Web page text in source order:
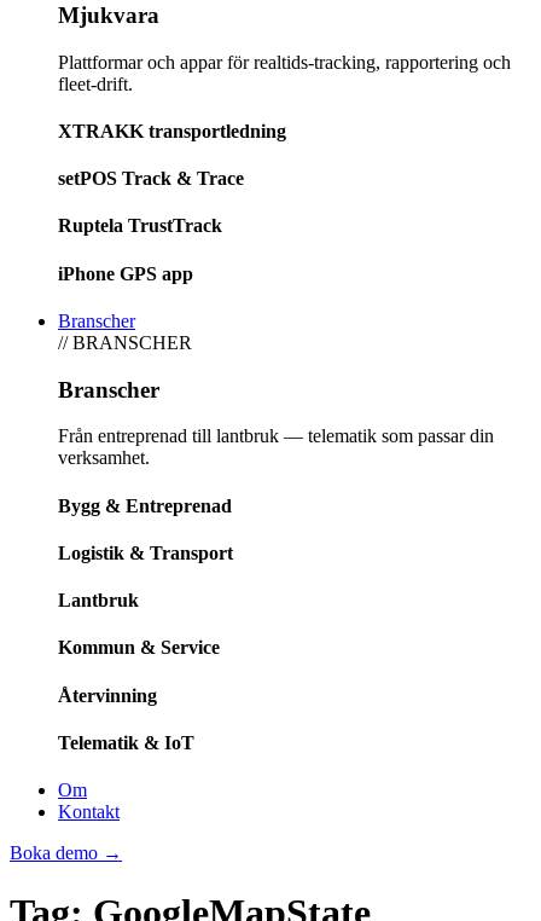
Mjukvara
Plattformar och appar för realtids-tracking, rapportering och
fleet-drift.
XTRAKK transportledning
setPOS Track & Trace
Ruptela TrustTrack
iPhone GPS app
Branscher
// BRANSCHER
Branscher
Från entreprenad till lantbruk — telematik som passar din
verksamhet.
Bygg & Entreprenad
Logistik & Transport
Lantbruk
Kommun & Service
Återvinning
Telematik & IoT
Om
Kontakt
Boka demo →
Tag: GoogleMapState